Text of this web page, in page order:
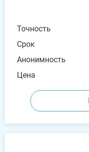
Точность
Срок
Анонимность
Цена